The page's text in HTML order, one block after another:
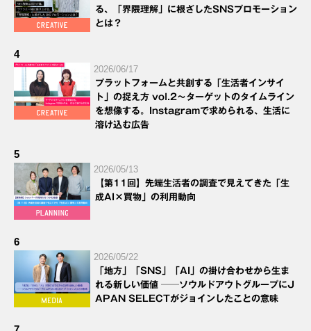
る、「界隈理解」に根ざしたSNSプロモーション
とは？
4
2026/06/17
プラットフォームと共創する「生活者インサイ
ト」の捉え方 vol.2～ターゲットのタイムライン
を想像する。Instagramで求められる、生活に
溶け込む広告
5
2026/05/13
【第11回】先端生活者の調査で見えてきた「生
成AI×買物」の利用動向
6
2026/05/22
「地方」「SNS」「AI」の掛け合わせから生ま
れる新しい価値 ──ソウルドアウトグループにJ
APAN SELECTがジョインしたことの意味